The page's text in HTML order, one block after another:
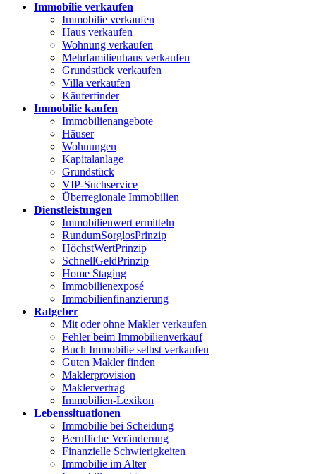
Immobilie verkaufen
Immobilie verkaufen
Haus verkaufen
Wohnung verkaufen
Mehrfamilienhaus verkaufen
Grundstück verkaufen
Villa verkaufen
Käuferfinder
Immobilie kaufen
Immobilienangebote
Häuser
Wohnungen
Kapitalanlage
Grundstück
VIP-Suchservice
Überregionale Immobilien
Dienstleistungen
Immobilienwert ermitteln
RundumSorglosPrinzip
HöchstWertPrinzip
SchnellGeldPrinzip
Home Staging
Immobilienexposé
Immobilienfinanzierung
Ratgeber
Mit oder ohne Makler verkaufen
Fehler beim Immobilienverkauf
Buch Immobilie selbst verkaufen
Guten Makler finden
Maklerprovision
Maklervertrag
Immobilien-Lexikon
Lebenssituationen
Immobilie bei Scheidung
Berufliche Veränderung
Finanzielle Schwierigkeiten
Immobilie im Alter